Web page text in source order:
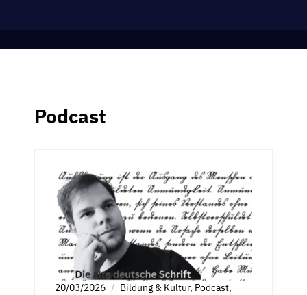
Podcast
20/03/2026 Bildung & Kultur, Podcast,